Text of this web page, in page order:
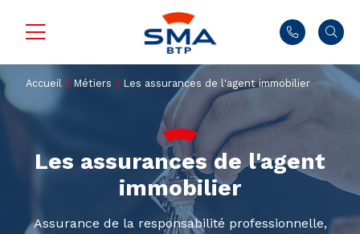
Accueil Métiers Les assurances de l'agent immobilier
Les assurances de l'agent
immobilier
Assurance de la responsabilité professionnelle,